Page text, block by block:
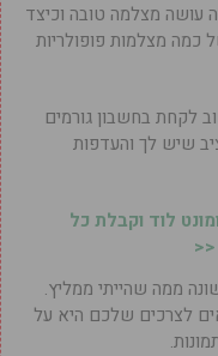
עושה מצלמה טובה וכיצד
כמה מצלמות פופולריות
לקחת בחשבון גורמים
שיש לך והעדפות
לוד וקבלת כל
ממה שהייתי ממליץ.
לצרכים שלכם היא על